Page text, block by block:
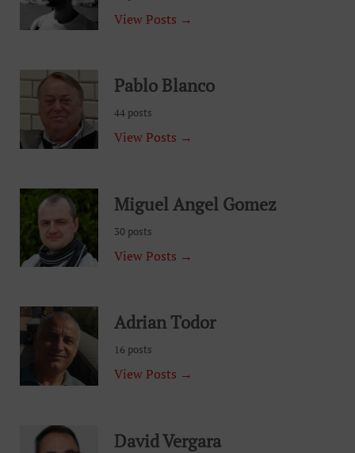
View Posts →
Pablo Blanco
44 posts
View Posts →
Miguel Angel Gomez
30 posts
View Posts →
Adrian Todor
16 posts
View Posts →
David Vergara